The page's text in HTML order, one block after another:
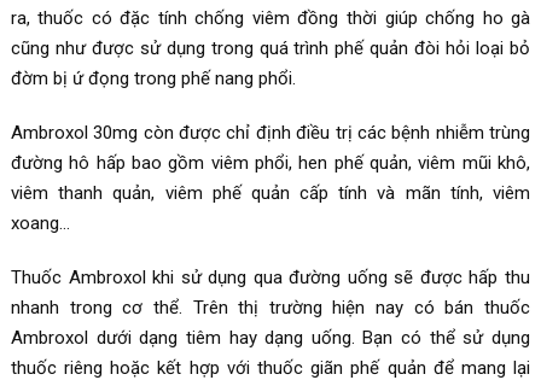
ra, thuốc có đặc tính chống viêm đồng thời giúp chống ho gà
cũng như được sử dụng trong quá trình phế quản đòi hỏi loại bỏ
đờm bị ứ đọng trong phế nang phổi.
Ambroxol 30mg còn được chỉ định điều trị các bệnh nhiễm trùng
đường hô hấp bao gồm viêm phổi, hen phế quản, viêm mũi khô,
viêm thanh quản, viêm phế quản cấp tính và mãn tính, viêm
xoang…
Thuốc Ambroxol khi sử dụng qua đường uống sẽ được hấp thu
nhanh trong cơ thể. Trên thị trường hiện nay có bán thuốc
Ambroxol dưới dạng tiêm hay dạng uống. Bạn có thể sử dụng
thuốc riêng hoặc kết hợp với thuốc giãn phế quản để mang lại